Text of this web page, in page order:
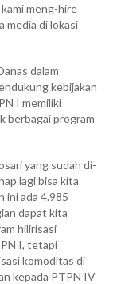
meng-hire
media di lokasi
dalam
kebijakan
I memiliki
berbagai program
yang sudah di-
lagi bisa kita
ini ada 4.985
dapat kita
hilirisasi
I, tetapi
komoditas di
kepada PTPN IV